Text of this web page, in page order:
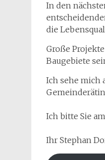
In den
die
Große
Baugebiete
Ich sehe mich
Ich bitte Sie
Ihr Stephan